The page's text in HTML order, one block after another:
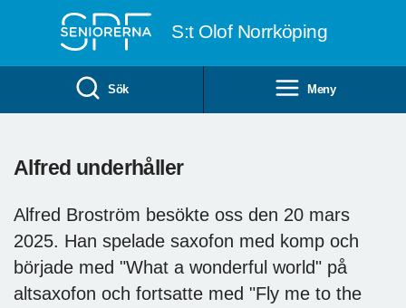
S:t Olof Norrköping
Sök Meny
Alfred underhåller
Alfred Broström besökte oss den 20 mars
2025. Han spelade saxofon med komp och
började med "What a wonderful world" på
altsaxofon och fortsatte med "Fly me to the